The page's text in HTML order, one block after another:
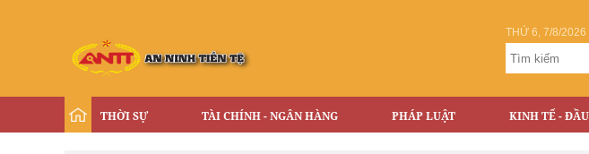
THỨ 6, 7/8/2026
THỜI SỰ TÀI CHÍNH - NGÂN HÀNG PHÁP LUẬT KINH TẾ -